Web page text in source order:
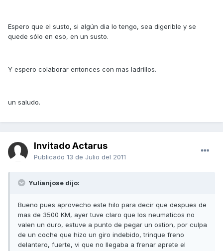
Espero que el susto, si algún dia lo tengo, sea digerible y se
quede sólo en eso, en un susto.
Y espero colaborar entonces con mas ladrillos.
un saludo.
Invitado Actarus
Publicado 13 de Julio del 2011
Yulianjose dijo:
Bueno pues aprovecho este hilo para decir que despues de
mas de 3500 KM, ayer tuve claro que los neumaticos no
valen un duro, estuve a punto de pegar un ostion, por culpa
de un coche que hizo un giro indebido, trinque freno
delantero, fuerte, vi que no llegaba a frenar aprete el